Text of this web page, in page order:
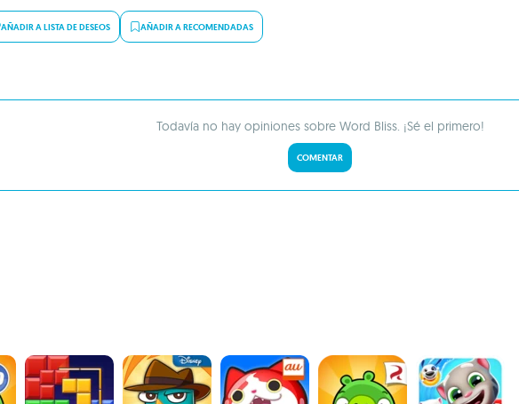
AÑADIR A LISTA DE DESEOS AÑADIR A RECOMENDADAS
Todavía no hay opiniones sobre Word Bliss. ¡Sé el primero!
COMENTAR